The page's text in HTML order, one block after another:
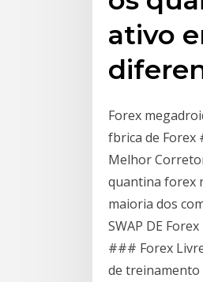
ativo
Forex
fbrica de Forex
Melhor
quantina forex
maioria dos
SWAP DE
### Forex
de treinamento